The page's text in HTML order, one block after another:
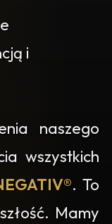
i
naszego
wszystkich
. To
Mamy